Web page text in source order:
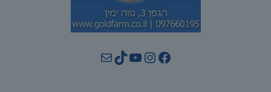
Facebook
Instagram
YouTube
TikTok
Mail